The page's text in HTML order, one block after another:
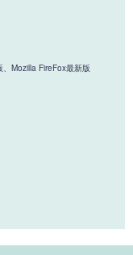
Mozilla FireFox最新版